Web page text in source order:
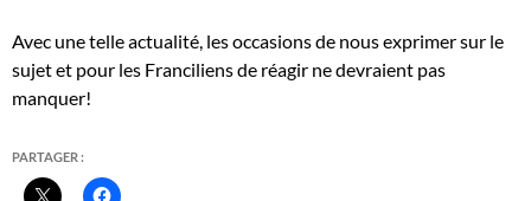
Avec une telle actualité, les occasions de nous exprimer sur le
sujet et pour les Franciliens de réagir ne devraient pas
manquer!
PARTAGER :